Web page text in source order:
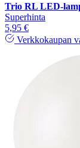
Trio RL LED-
Superhinta
5,95 €
Verkkokaupan